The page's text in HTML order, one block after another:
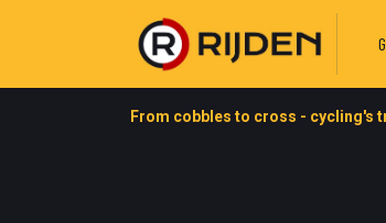
From cobbles to cross - cycling's